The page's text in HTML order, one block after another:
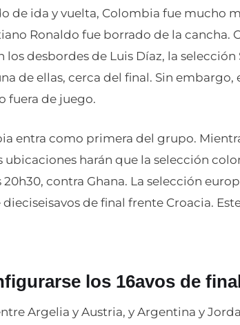
de ida y vuelta, Colombia fue mucho
Ronaldo fue borrado de la cancha.
los desbordes de Luis Díaz, la
de ellas, cerca del final. Sin embargo,
fuera de juego.
entra como primera del grupo.
ubicaciones harán que la selección
contra Ghana. La selección
de final frente Croacia.
los 16avos de
Argelia y Austria, y Argentina y